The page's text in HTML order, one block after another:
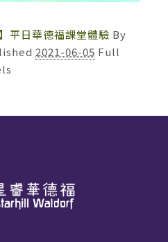
平日華德福課堂體驗 By
2021-06-05 Full